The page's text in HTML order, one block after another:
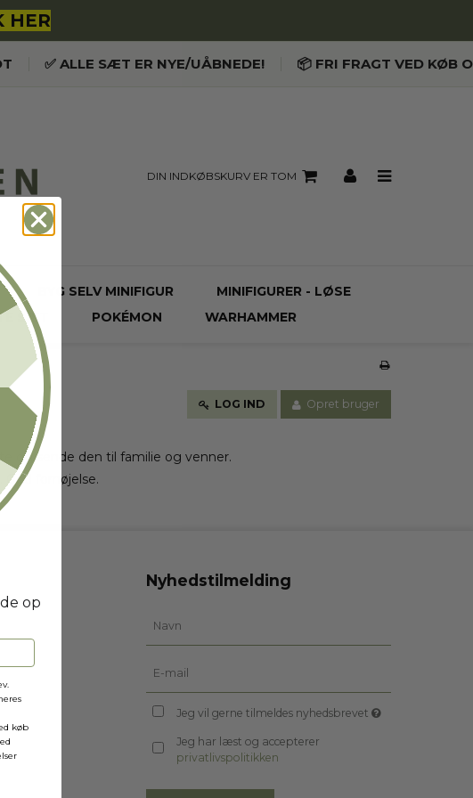
HER
✅ ALLE SÆT ER NYE/UÅBNEDE! 📦 FRI FRAGT VED KØB
DIN INDKØBSKURV ER TOM
BYG SELV MINIFIGUR
MINIFIGURER - LØSE
SÆT POKÉMON WARHAMMER
LOG IND Opret bruger
og sende den til familie og venner.
God fornøjelse.
Nyhedstilmelding
Jeg vil gerne tilmeldes nyhedsbrevet
Jeg har læst og accepterer
privatlivspolitikken
op
køb